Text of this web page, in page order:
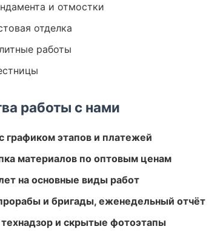
и отмостки
отделка
работы
работы с нами
графиком этапов и платежей
материалов по оптовым ценам
на основные виды работ
и бригады, еженедельный отчёт
и скрытые фотоэтапы